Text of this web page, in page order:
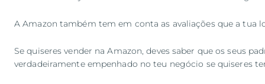
A Amazon também tem em conta as avaliações que a tua
Se quiseres vender na Amazon, deves saber que os seus
verdadeiramente empenhado no teu negócio se quiseres